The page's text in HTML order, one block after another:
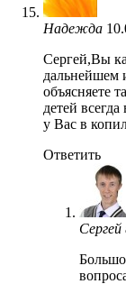
Надежда
Сергей,Вы
дальнейшем
объясняете
детей
у Вас в
Ответить
Сергей